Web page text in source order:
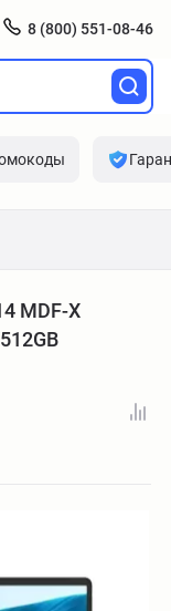
8 (800) 551-08-46
MDF-X